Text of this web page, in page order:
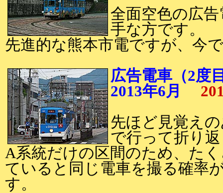
全面空色の広
手な方です。
先進的な熊本市電ですが、今
広告電車（2度
2013年6月
先ほど見覚え
で行って折り
A系統だけの区間のため、た
ていると同じ電車を撮る確率
す。